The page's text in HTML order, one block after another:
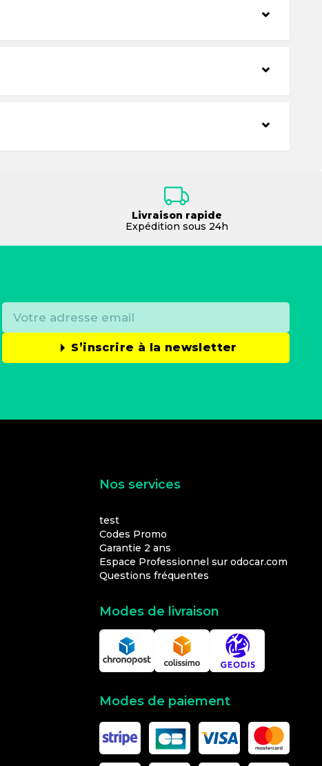
⌃
⌃
⌃
Livraison rapide
Expédition sous 24h
S’inscrire à la newsletter
Nos services
test
Codes Promo
Garantie 2 ans
Espace Professionnel sur odocar.com
Questions fréquentes
Modes de livraison
Modes de paiement